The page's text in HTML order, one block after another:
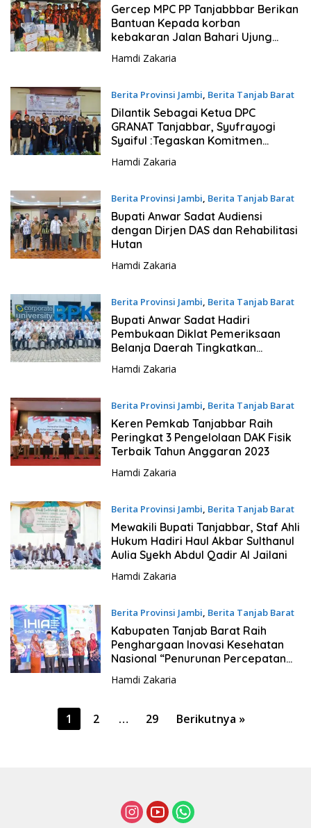
16 Desember 2023 - 11:41
Gercep MPC PP Tanjabbbar Berikan
Bantuan Kepada korban
kebakaran Jalan Bahari Ujung
Kampung Nelayan ,Ini Kata
Syufrayogi Syaiful
Hamdi Zakaria
Berita Provinsi Jambi, Berita Tanjab Barat
12 Desember 2023 - 09:39
Dilantik Sebagai Ketua DPC
GRANAT Tanjabbar, Syufrayogi
Syaiful :Tegaskan Komitmen
Berantas Peredaran Narkoba
Hamdi Zakaria
Berita Provinsi Jambi, Berita Tanjab Barat
4 Desember 2023 - 18:28
Bupati Anwar Sadat Audiensi
dengan Dirjen DAS dan Rehabilitasi
Hutan
Hamdi Zakaria
Berita Provinsi Jambi, Berita Tanjab Barat
4 Desember 2023 - 17:37
Bupati Anwar Sadat Hadiri
Pembukaan Diklat Pemeriksaan
Belanja Daerah Tingkatkan
Kompetensi SDM APIP
Hamdi Zakaria
Berita Provinsi Jambi, Berita Tanjab Barat
4 Desember 2023 - 08:30
Keren Pemkab Tanjabbar Raih
Peringkat 3 Pengelolaan DAK Fisik
Terbaik Tahun Anggaran 2023
Hamdi Zakaria
Berita Provinsi Jambi, Berita Tanjab Barat
3 Desember 2023 - 13:49
Mewakili Bupati Tanjabbar, Staf Ahli
Hukum Hadiri Haul Akbar Sulthanul
Aulia Syekh Abdul Qadir Al Jailani
Hamdi Zakaria
Berita Provinsi Jambi, Berita Tanjab Barat
2 Desember 2023 - 11:08
Kabupaten Tanjab Barat Raih
Penghargaan Inovasi Kesehatan
Nasional “Penurunan Percepatan
Stunting”
Hamdi Zakaria
1 2 … 29 Berikutnya »